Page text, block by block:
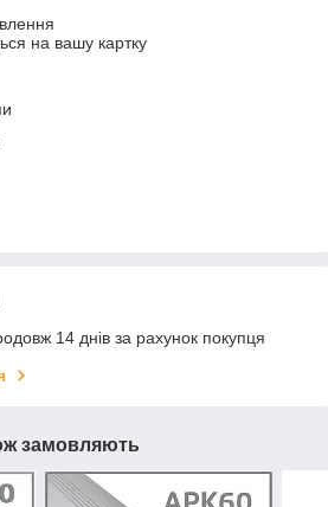
на вашу картку
14 днів за рахунок покупця
замовляють